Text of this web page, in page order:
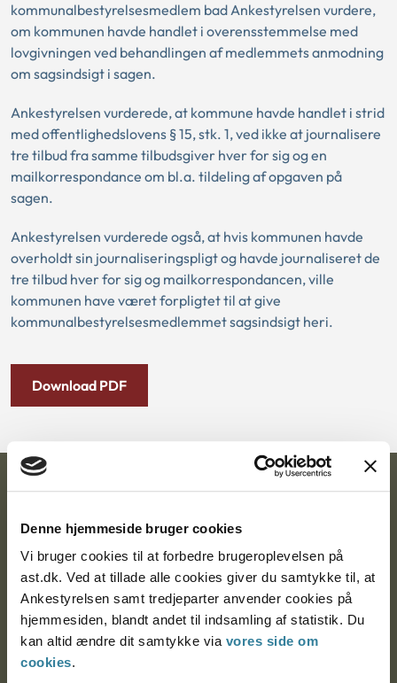
Denne hjemmeside bruger cookies
Vi bruger cookies til at forbedre brugeroplevelsen på
ast.dk. Ved at tillade alle cookies giver du samtykke til, at
Ankestyrelsen samt tredjeparter anvender cookies på
hjemmesiden, blandt andet til indsamling af statistik. Du
kan altid ændre dit samtykke via vores side om
cookies.
kommunalbestyrelsesmedlem bad Ankestyrelsen vurdere,
om kommunen havde handlet i overensstemmelse med
lovgivningen ved behandlingen af medlemmets anmodning
om sagsindsigt i sagen.
Ankestyrelsen vurderede, at kommune havde handlet i strid
med offentlighedslovens § 15, stk. 1, ved ikke at journalisere
tre tilbud fra samme tilbudsgiver hver for sig og en
mailkorrespondance om bl.a. tildeling af opgaven på
sagen.
Ankestyrelsen vurderede også, at hvis kommunen havde
overholdt sin journaliseringspligt og havde journaliseret de
tre tilbud hver for sig og mailkorrespondancen, ville
kommunen have været forpligtet til at give
kommunalbestyrelsesmedlemmet sagsindsigt heri.
Download PDF
Ankestyrelsen
Postadresse:
Nytorv 7, 2. sal
Ankestyrelsen Aalborg